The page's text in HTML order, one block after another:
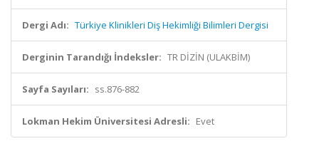
Dergi Adı: Türkiye Klinikleri Diş Hekimliği Bilimleri Dergisi
Derginin Tarandığı İndeksler: TR DİZİN (ULAKBİM)
Sayfa Sayıları: ss.876-882
Lokman Hekim Üniversitesi Adresli: Evet